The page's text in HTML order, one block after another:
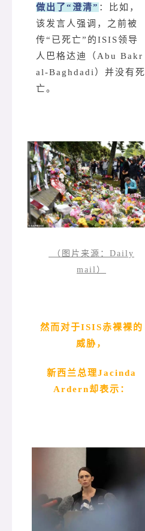
做出了“澄清” ：比如，
该发言人强调，之前被
传“已死亡”的ISIS领导
人巴格达迪（Abu Bakr
al-Baghdadi）并没有死
亡。
（图片来源：Daily
mail）
然而对于ISIS赤裸裸的
威胁，
新西兰总理Jacinda
Ardern却表示：